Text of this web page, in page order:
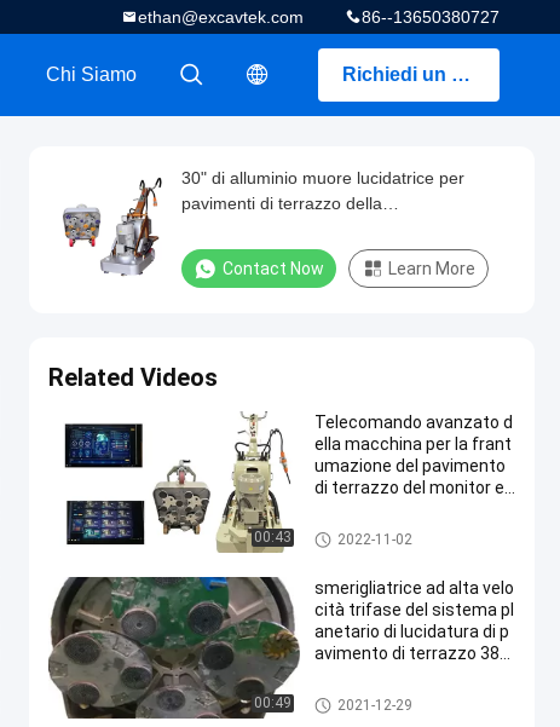
86--13650380727
ethan@excavtek.com
Richiedi un preventivo
Chi Siamo
30" di alluminio muore lucidatrice per
pavimenti di terrazzo della
pavimento
Contact Now Learn More
Related Videos
00:43
Telecomando avanzato d
ella macchina per la frant
umazione del pavimento
di terrazzo del monitor e
Smerigliatrice del pavimento di
terrazzo
2022-11-02
00:49
smerigliatrice ad alta velo
cità trifase del sistema pl
anetario di lucidatura di p
avimento di terrazzo 380
Smerigliatrice del pavimento di
terrazzo
2021-12-29